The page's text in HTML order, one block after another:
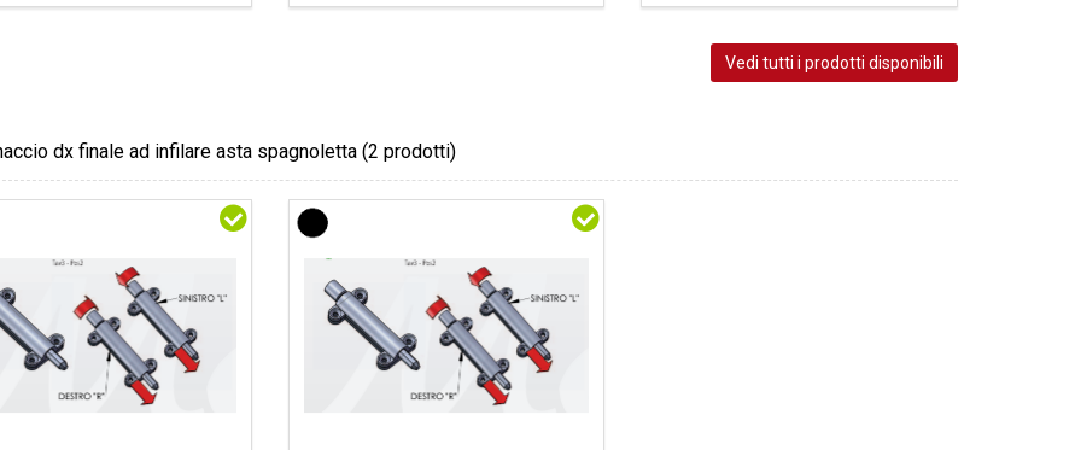
Vedi tutti i prodotti disponibili
dx finale ad infilare asta spagnoletta(2 prodotti)